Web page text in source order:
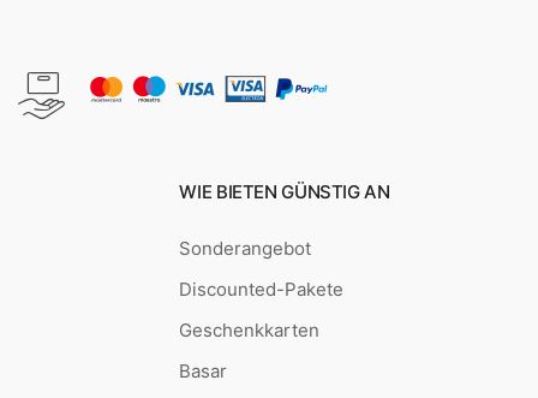
WIE BIETEN GÜNSTIG AN
Sonderangebot
Discounted-Pakete
Geschenkkarten
Basar